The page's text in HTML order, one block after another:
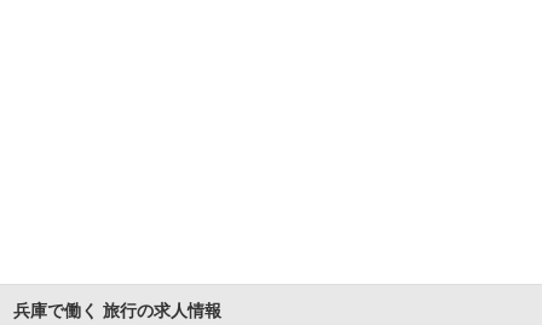
兵庫で働く 旅行の求人情報